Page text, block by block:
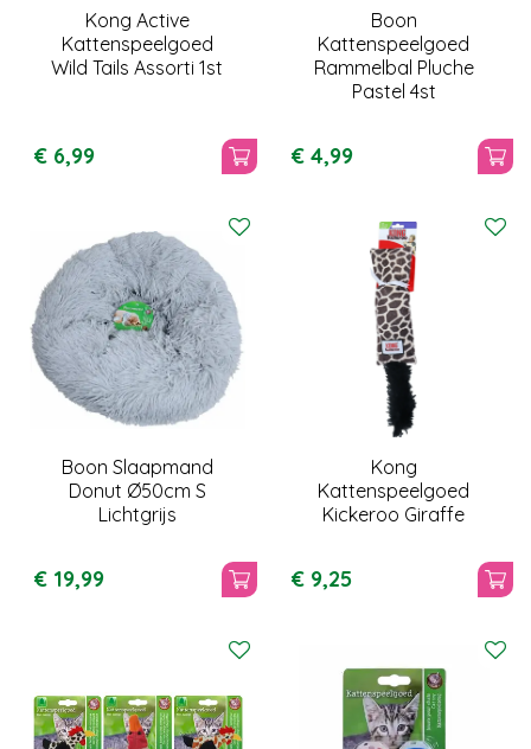
Kong Active
Kattenspeelgoed
Wild Tails Assorti 1st
€ 6,99
Boon
Kattenspeelgoed
Rammelbal Pluche
Pastel 4st
€ 4,99
Boon Slaapmand
Donut Ø50cm S
Lichtgrijs
€ 19,99
Kong
Kattenspeelgoed
Kickeroo Giraffe
€ 9,25